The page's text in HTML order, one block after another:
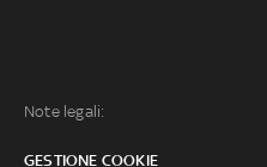
Note legali:
GESTIONE COOKIE